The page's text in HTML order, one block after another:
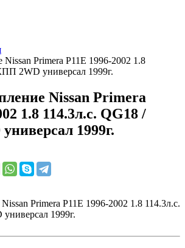
Primera P11E 1996-2002 1.8
2WD универсал 1999г.
Nissan Primera
1.8 114.3л.с. QG18 /
1999г.
Primera P11E 1996-2002 1.8 114.3л.с.
1999г.